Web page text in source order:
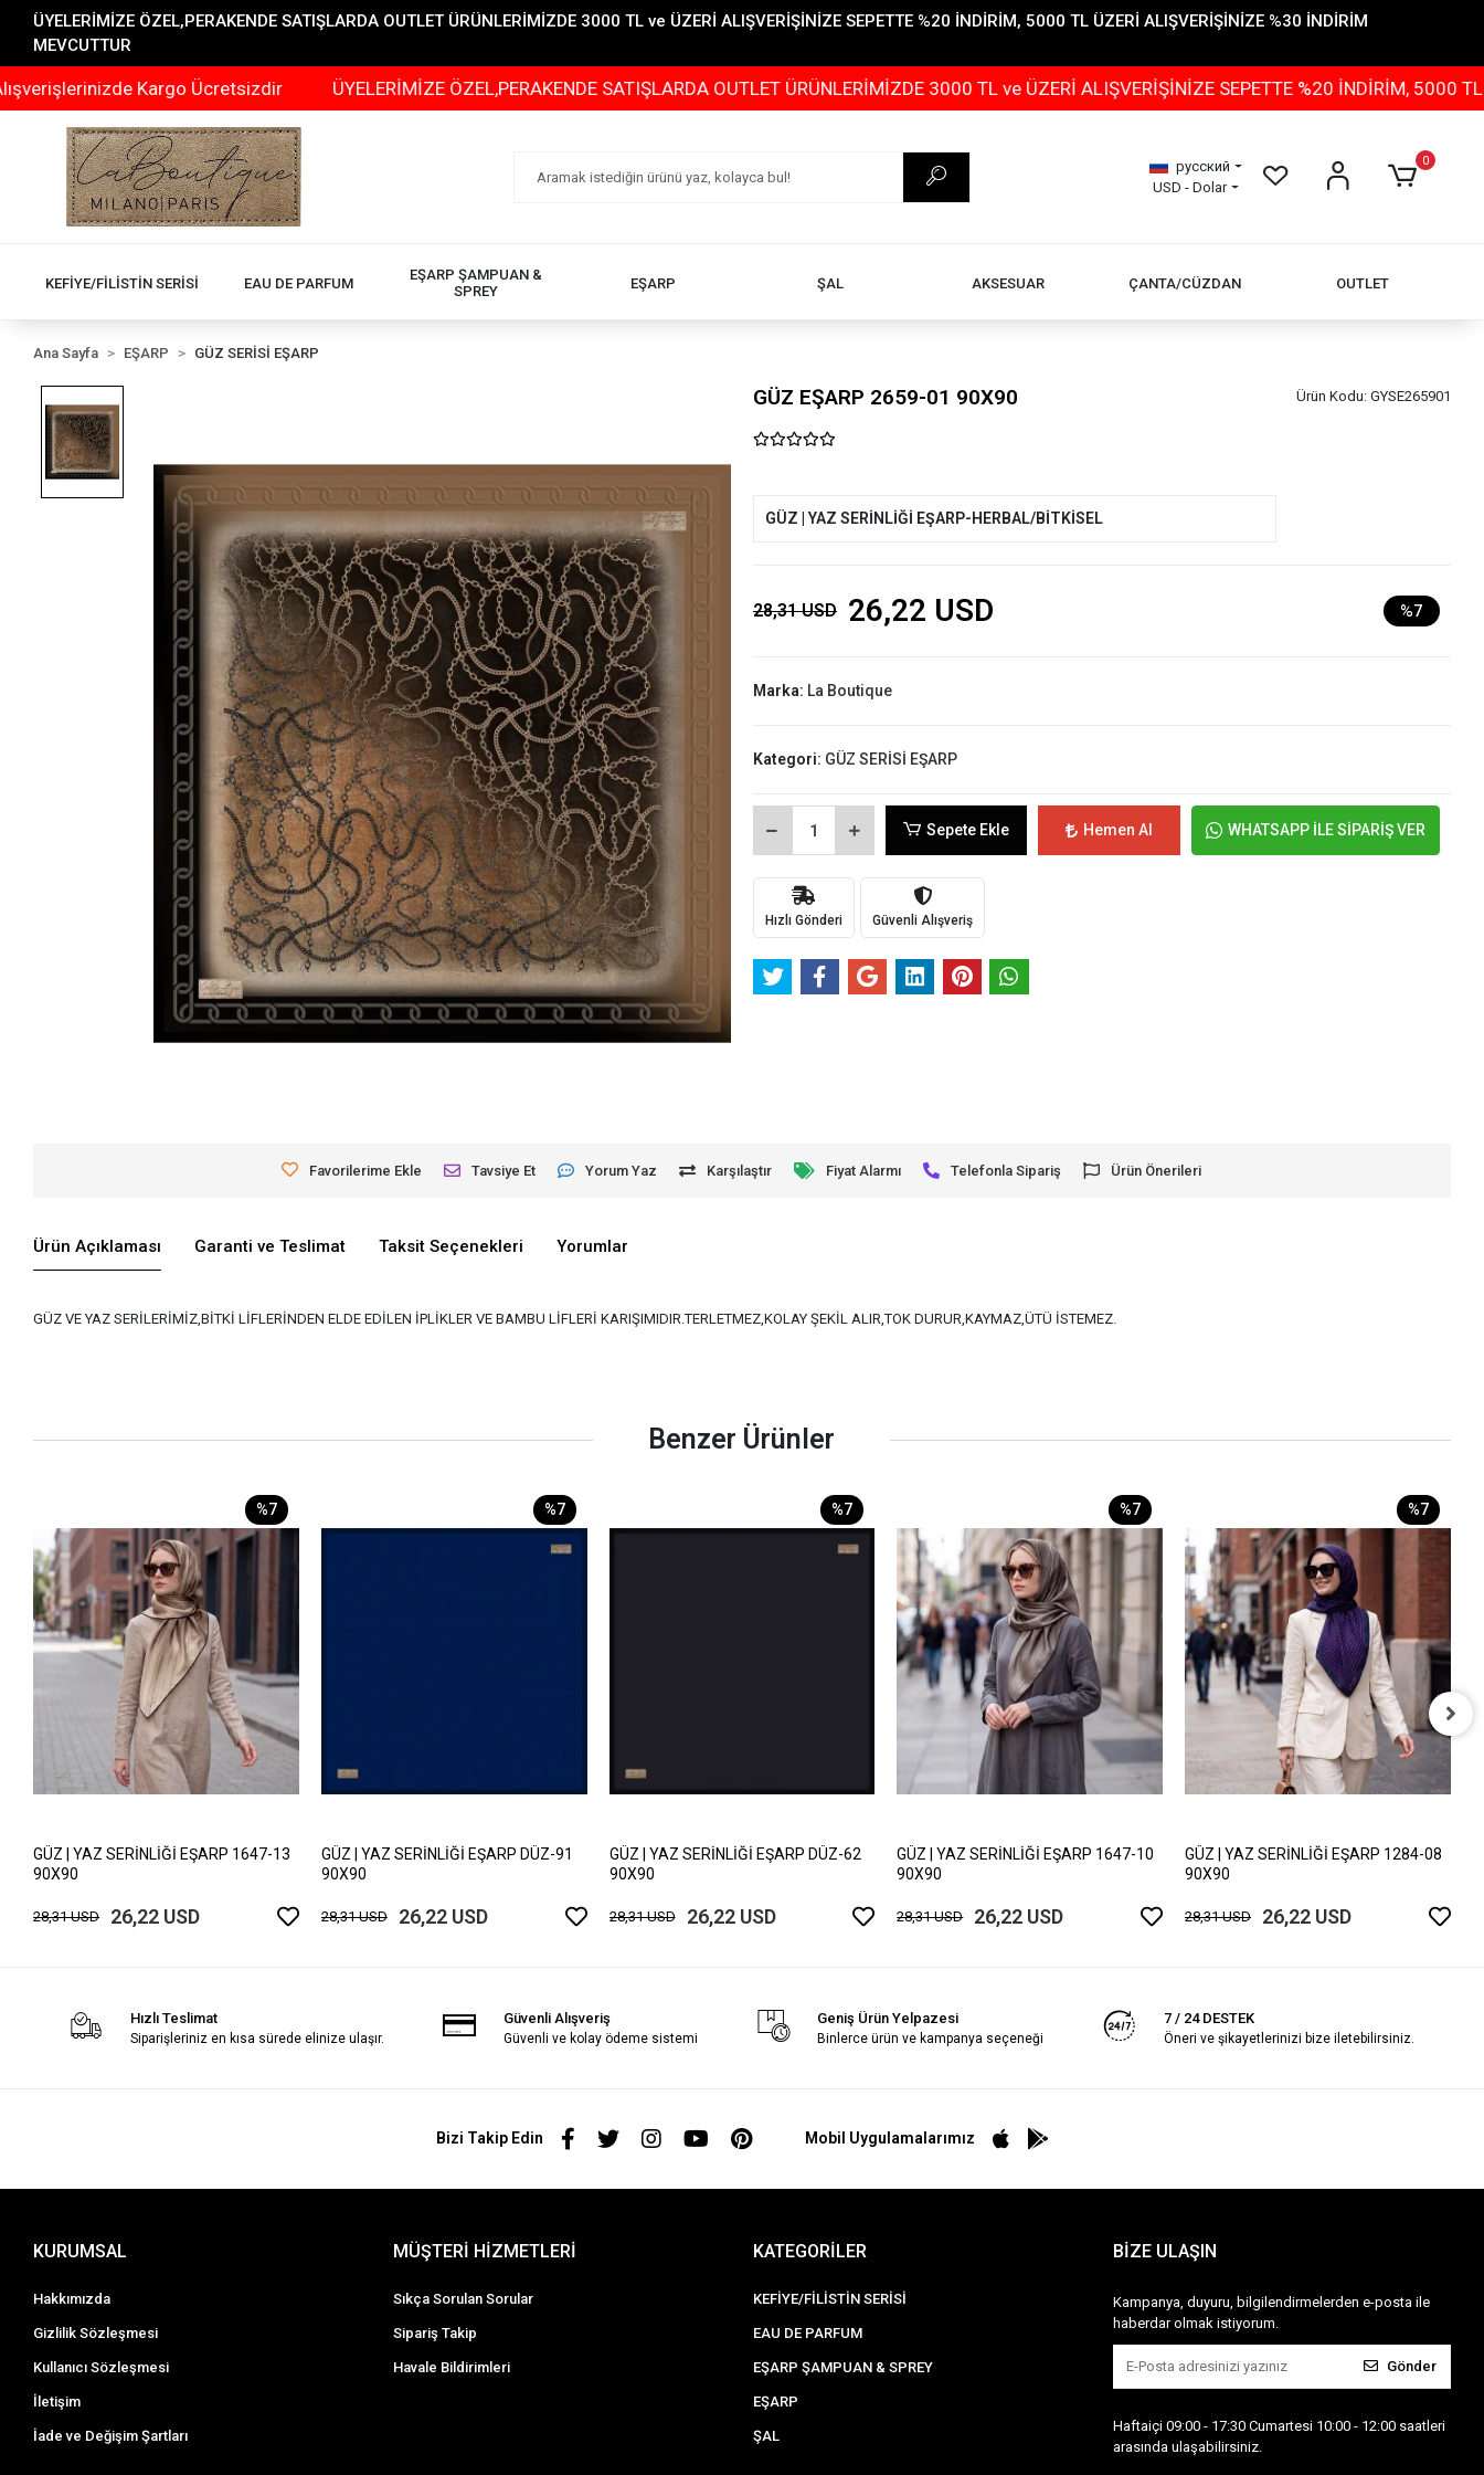
ÜYELERİMİZE ÖZEL,PERAKENDE SATIŞLARDA OUTLET ÜRÜNLERİMİZDE 3000 TL ve ÜZERİ ALIŞVERİŞİNİZE SEPETTE %20 İNDİRİM, 5000 TL ÜZERİ ALIŞVERİŞİNİZE %30 İNDİRİM
MEVCUTTUR
Kargo Ücretsizdir ÜYELERİMİZE ÖZEL,PERAKENDE SATIŞLARDA OUTLET ÜRÜNLERİMİZDE 3000 TL ve ÜZERİ ALIŞVERİŞİNİZE SEPETTE %20 İNDİRİM, 5000 TL ÜZERİ
русский
USD - Dolar
0
KEFİYE/FİLİSTİN SERİSİ EAU DE PARFUM
EŞARP ŞAMPUAN &
SPREY
EŞARP ŞAL AKSESUAR ÇANTA/CÜZDAN OUTLET
Ana Sayfa EŞARP GÜZ SERİSİ EŞARP
GÜZ EŞARP 2659-01 90X90 Ürün Kodu: GYSE265901
GÜZ | YAZ SERİNLİĞİ EŞARP-HERBAL/BİTKİSEL
28,31 USD 26,22 USD %7
Marka: La Boutique
Kategori: GÜZ SERİSİ EŞARP
Sepete Ekle Hemen Al WHATSAPP İLE SİPARİŞ VER
Hızlı Gönderi Güvenli Alışveriş
Favorilerime Ekle Tavsiye Et Yorum Yaz Karşılaştır Fiyat Alarmı Telefonla Sipariş Ürün Önerileri
Ürün Açıklaması Garanti ve Teslimat Taksit Seçenekleri Yorumlar
GÜZ VE YAZ SERİLERİMİZ,BİTKİ LİFLERİNDEN ELDE EDİLEN İPLİKLER VE BAMBU LİFLERİ KARIŞIMIDIR.TERLETMEZ,KOLAY ŞEKİL ALIR,TOK DURUR,KAYMAZ,ÜTÜ İSTEMEZ.
Benzer Ürünler
%7
GÜZ | YAZ SERİNLİĞİ EŞARP 1647-13
90X90
28,31 USD 26,22 USD
%7
GÜZ | YAZ SERİNLİĞİ EŞARP DÜZ-91
90X90
28,31 USD 26,22 USD
%7
GÜZ | YAZ SERİNLİĞİ EŞARP DÜZ-62
90X90
28,31 USD 26,22 USD
%7
GÜZ | YAZ SERİNLİĞİ EŞARP 1647-10
90X90
28,31 USD 26,22 USD
%7
GÜZ | YAZ SERİNLİĞİ EŞARP 1284-08
90X90
28,31 USD 26,22 USD
Hızlı Teslimat
Siparişleriniz en kısa sürede elinize ulaşır.
Güvenli Alışveriş
Güvenli ve kolay ödeme sistemi
Geniş Ürün Yelpazesi
Binlerce ürün ve kampanya seçeneği
7 / 24 DESTEK
Öneri ve şikayetlerinizi bize iletebilirsiniz.
Bizi Takip Edin Mobil Uygulamalarımız
KURUMSAL
Hakkımızda
Gizlilik Sözleşmesi
Kullanıcı Sözleşmesi
İletişim
İade ve Değişim Şartları
MÜŞTERİ HİZMETLERİ
Sıkça Sorulan Sorular
Sipariş Takip
Havale Bildirimleri
KATEGORİLER
KEFİYE/FİLİSTİN SERİSİ
EAU DE PARFUM
EŞARP ŞAMPUAN & SPREY
EŞARP
ŞAL
BİZE ULAŞIN
Kampanya, duyuru, bilgilendirmelerden e-posta ile
haberdar olmak istiyorum.
Gönder
Haftaiçi 09:00 - 17:30 Cumartesi 10:00 - 12:00 saatleri
arasında ulaşabilirsiniz.